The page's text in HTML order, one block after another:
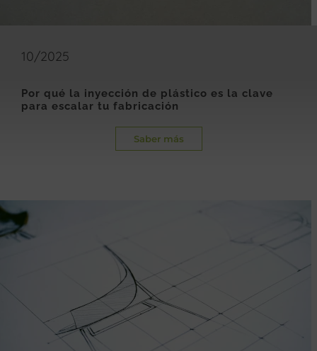
10/2025
Por qué la inyección de plástico es la clave
para escalar tu fabricación
Saber más